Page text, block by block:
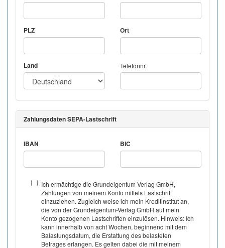
PLZ Ort
Land Telefonnr.
Zahlungsdaten SEPA-Lastschrift
IBAN BIC
Ich ermächtige die Grundeigentum-Verlag GmbH,
Zahlungen von meinem Konto mittels Lastschrift
einzuziehen. Zugleich weise ich mein Kreditinstitut an,
die von der Grundeigentum-Verlag GmbH auf mein
Konto gezogenen Lastschriften einzulösen. Hinweis: Ich
kann innerhalb von acht Wochen, beginnend mit dem
Balastungsdatum, die Erstattung des belasteten
Betrages erlangen. Es gelten dabei die mit meinem